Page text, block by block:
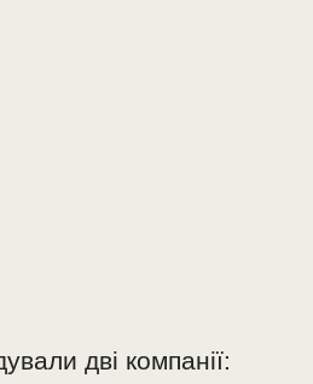
дві компанії: